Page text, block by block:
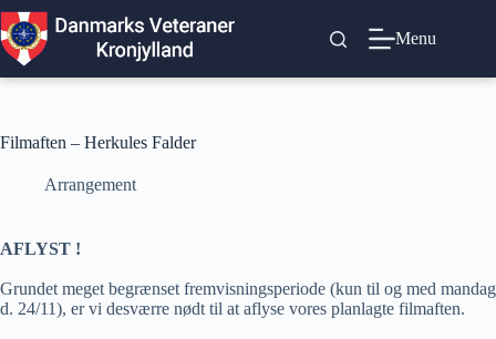
Fortsæt
til
indhold
Menu
Filmaften – Herkules Falder
Arrangement
AFLYST !
Grundet meget begrænset fremvisningsperiode (kun til og med mandag
d. 24/11), er vi desværre nødt til at aflyse vores planlagte filmaften.